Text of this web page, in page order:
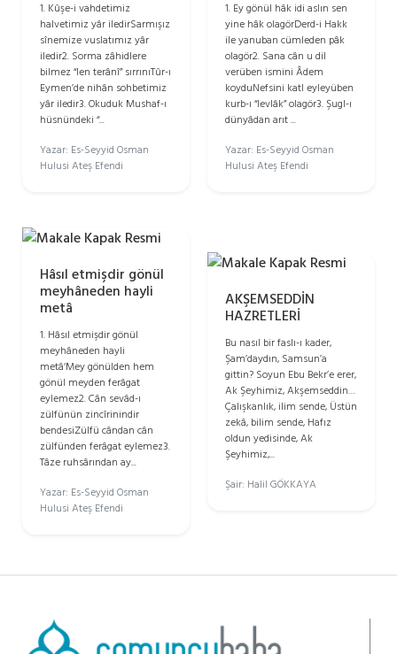
1. Kûşe-i vahdetimiz
halvetimiz yâr iledirSarmışız
sînemize vuslatımız yâr
iledir2. Sorma zâhidlere
bilmez “len terânî” sırrınıTûr-ı
Eymen’de nihân sohbetimiz
yâr iledir3. Okuduk Mushaf-ı
hüsnündeki “...
Yazar: Es-Seyyid Osman
Hulusi Ateş Efendi
1. Ey gönül hâk idi aslın sen
yine hâk olagörDerd-i Hakk
ile yanuban cümleden pâk
olagör2. Sana cân u dil
verüben ismini Âdem
koyduNefsini katl eyleyüben
kurb-ı “levlâk” olagör3. Şugl-ı
dünyâdan arıt ...
Yazar: Es-Seyyid Osman
Hulusi Ateş Efendi
Hâsıl etmişdir gönül
meyhâneden hayli
metâ
1. Hâsıl etmişdir gönül
meyhâneden hayli
metâ‘Mey gönülden hem
gönül meyden ferâgat
eylemez2. Cân sevâd-ı
zülfünün zincîrinindir
bendesiZülfü cândan cân
zülfünden ferâgat eylemez3.
Tâze ruhsârından ay...
Yazar: Es-Seyyid Osman
Hulusi Ateş Efendi
AKŞEMSEDDİN
HAZRETLERİ
Bu nasıl bir faslı-ı kader,
Şam’daydın, Samsun’a
gittin? Soyun Ebu Bekr’e erer,
Ak Şeyhimiz, Akşemseddin…
Çalışkanlık, ilim sende, Üstün
zekâ, bilim sende, Hafız
oldun yedisinde, Ak
Şeyhimiz,...
Şair: Halil GÖKKAYA